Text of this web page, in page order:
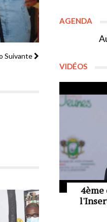
Suivante
AGENDA
VIDÉOS
4ème